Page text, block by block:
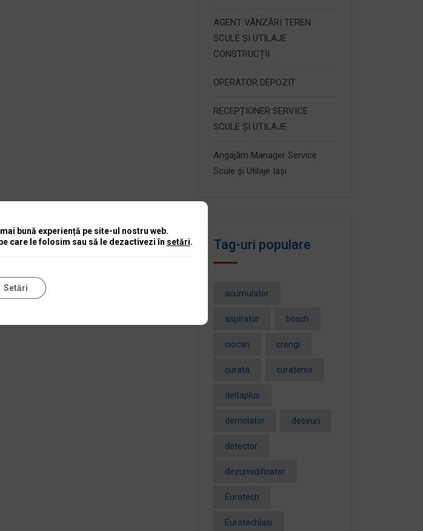
AGENT VÂNZĂRI TEREN
SCULE ȘI UTILAJE
CONSTRUCȚII
OPERATOR DEPOZIT
RECEPȚIONER SERVICE
SCULE ȘI UTILAJE
Angajăm Manager Service
Scule și Utilaje Iași
Tag-uri populare
acumulator
aspirator bosch
ciocan crengi
curata curatenie
deltaplus
demolator deseuri
detector
dezumidificator
Eurotech
EurotechIasi
bună experiență pe site-ul nostru web.
care le folosim sau să le dezactivezi în setări.
Setări